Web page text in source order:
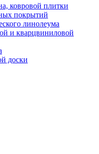
ковровой плитки
покрытий
линолеума
и кварцвиниловой
доски